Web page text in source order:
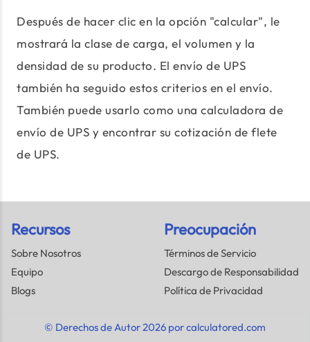
Después de hacer clic en la opción "calcular", le
mostrará la clase de carga, el volumen y la
densidad de su producto. El envío de UPS
también ha seguido estos criterios en el envío.
También puede usarlo como una calculadora de
envío de UPS y encontrar su cotización de flete
de UPS.
Recursos
Sobre Nosotros
Equipo
Blogs
Preocupación
Términos de Servicio
Descargo de Responsabilidad
Política de Privacidad
© Derechos de Autor 2026 por calculatored.com